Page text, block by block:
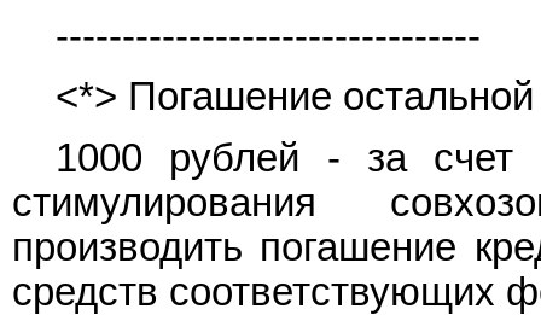
--------------------------------
<*> Погашение остальной
1000 рублей - за счет
стимулирования
производить погашение
средств соответствующих